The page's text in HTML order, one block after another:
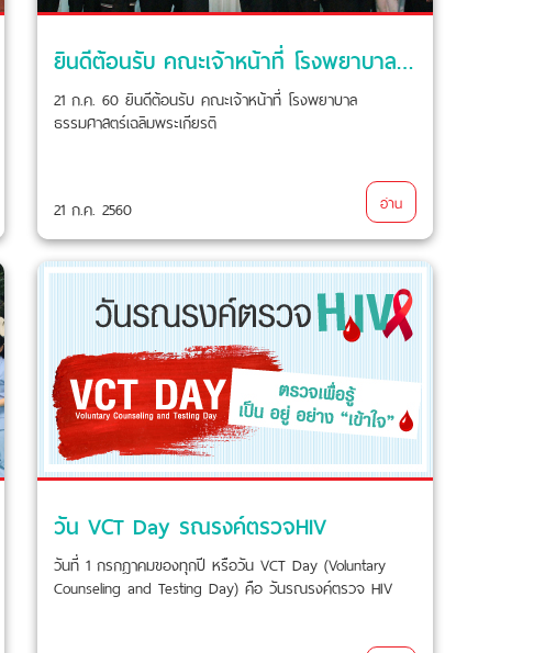
ยินดีต้อนรับ คณะเจ้าหน้าที่ โรงพยาบาลธรรมศาสตร์
21 ก.ค. 60 ยินดีต้อนรับ คณะเจ้าหน้าที่ โรงพยาบาล
ธรรมศาสตร์เฉลิมพระเกียรติ
21 ก.ค. 2560 อ่าน
วัน VCT Day รณรงค์ตรวจHIV
วันที่ 1 กรกฎาคมของทุกปี หรือวัน VCT Day (Voluntary
Counseling and Testing Day) คือ วันรณรงค์ตรวจ HIV